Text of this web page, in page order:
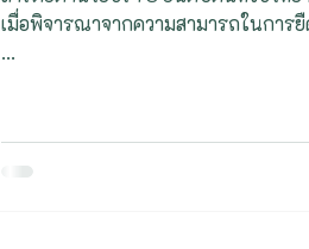
เมื่อพิจารณาจากความสามารถในการ
...